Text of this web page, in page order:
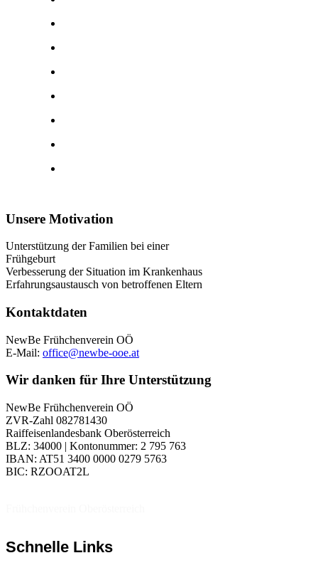
Unsere Motivation
Unterstützung der Familien bei einer
Frühgeburt
Verbesserung der Situation im Krankenhaus
Erfahrungsaustausch von betroffenen Eltern
Kontaktdaten
NewBe Frühchenverein OÖ
E-Mail: office@newbe-ooe.at
Wir danken für Ihre Unterstützung
NewBe Frühchenverein OÖ
ZVR-Zahl 082781430
Raiffeisenlandesbank Oberösterreich
BLZ: 34000 | Kontonummer: 2 795 763
IBAN: AT51 3400 0000 0279 5763
BIC: RZOOAT2L
Schnelle Links